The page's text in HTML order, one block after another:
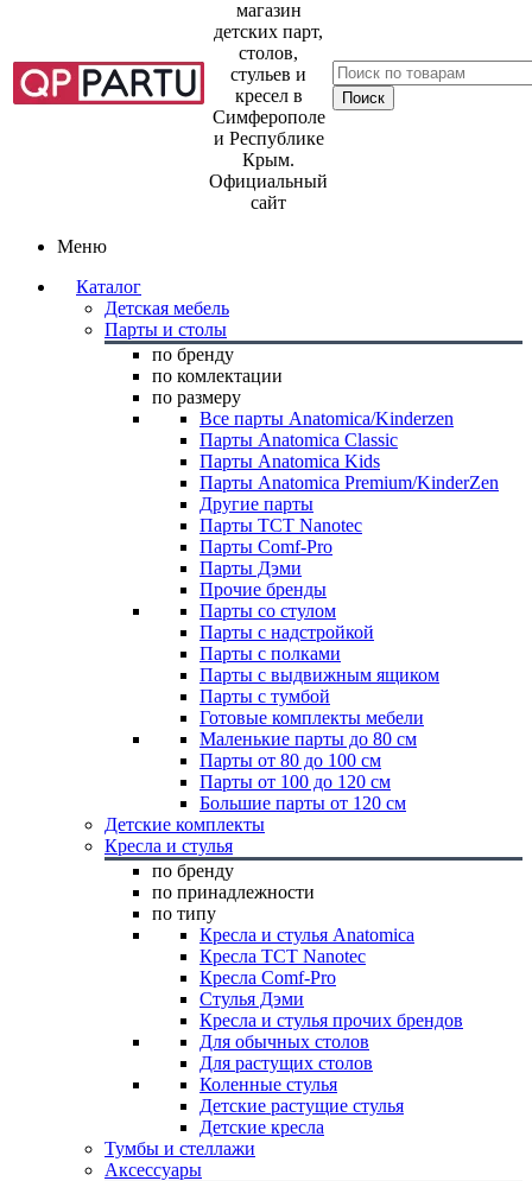
магазин
детских парт,
столов,
стульев и
кресел в
Симферополе
и Республике
Крым.
Официальный
сайт
Меню
Каталог
Детская мебель
Парты и столы
по бренду
по комлектации
по размеру
Все парты Anatomica/Kinderzen
Парты Anatomica Classic
Парты Anatomica Kids
Парты Anatomica Premium/KinderZen
Другие парты
Парты TCT Nanotec
Парты Comf-Pro
Парты Дэми
Прочие бренды
Парты со стулом
Парты с надстройкой
Парты с полками
Парты с выдвижным ящиком
Парты с тумбой
Готовые комплекты мебели
Маленькие парты до 80 см
Парты от 80 до 100 см
Парты от 100 до 120 см
Большие парты от 120 см
Детские комплекты
Кресла и стулья
по бренду
по принадлежности
по типу
Кресла и стулья Anatomica
Кресла TCT Nanotec
Кресла Comf-Pro
Стулья Дэми
Кресла и стулья прочих брендов
Для обычных столов
Для растущих столов
Коленные стулья
Детские растущие стулья
Детские кресла
Тумбы и стеллажи
Аксессуары